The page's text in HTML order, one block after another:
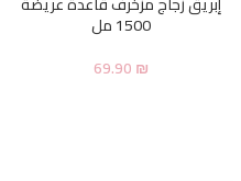
1500 مل
69.90₪